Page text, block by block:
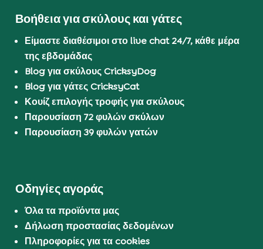
Βοήθεια για σκύλους και γάτες
Είμαστε διαθέσιμοι στο live chat 24/7, κάθε μέρα
της εβδομάδας
Blog για σκύλους CricksyDog
Blog για γάτες CricksyCat
Κουίζ επιλογής τροφής για σκύλους
Παρουσίαση 72 φυλών σκύλων
Παρουσίαση 39 φυλών γατών
Οδηγίες αγοράς
Όλα τα προϊόντα μας
Δήλωση προστασίας δεδομένων
Πληροφορίες για τα cookies